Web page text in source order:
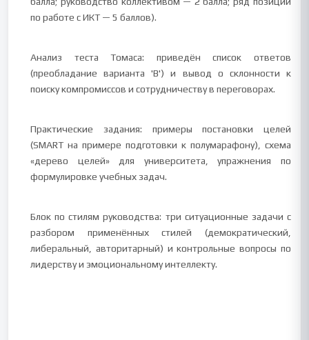
по работе с ИКТ — 5 баллов).
Анализ теста Томаса: приведён список ответов
(преобладание варианта 'В') и вывод о склонности к
поиску компромиссов и сотрудничеству в переговорах.
Практические задания: примеры постановки целей
(SMART на примере подготовки к полумарафону), схема
«дерево целей» для университета, упражнения по
формулировке учебных задач.
Блок по стилям руководства: три ситуационные задачи с
разбором применённых стилей (демократический,
либеральный, авторитарный) и контрольные вопросы по
лидерству и эмоциональному интеллекту.